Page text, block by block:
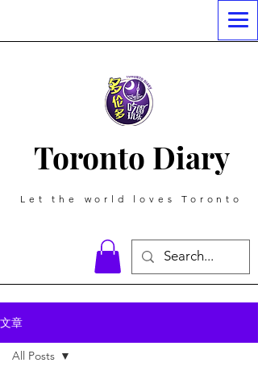
Toronto Diary
Let the world loves Toronto
文章
All Posts